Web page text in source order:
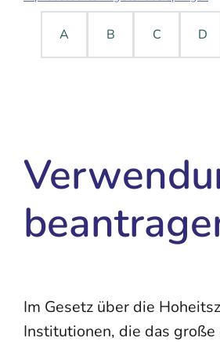
A B C D
Im Gesetz über die
Institutionen, die das